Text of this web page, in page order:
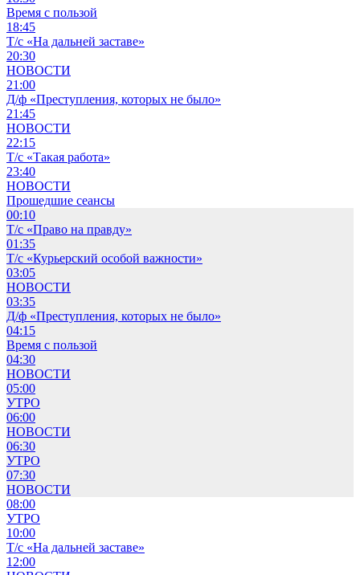
Время с пользой
18:45
Т/с «На дальней заставе»
20:30
НОВОСТИ
21:00
Д/ф «Преступления, которых не было»
21:45
НОВОСТИ
22:15
Т/с «Такая работа»
23:40
НОВОСТИ
Прошедшие сеансы
00:10
Т/с «Право на правду»
01:35
Т/с «Курьерский особой важности»
03:05
НОВОСТИ
03:35
Д/ф «Преступления, которых не было»
04:15
Время с пользой
04:30
НОВОСТИ
05:00
УТРО
06:00
НОВОСТИ
06:30
УТРО
07:30
НОВОСТИ
08:00
УТРО
10:00
Т/с «На дальней заставе»
12:00